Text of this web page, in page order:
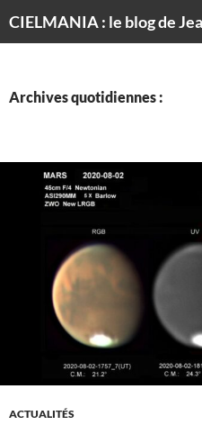
Archives quotidiennes :
ACTUALITÉS